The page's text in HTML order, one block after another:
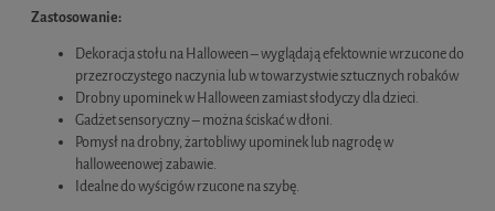
Zastosowanie:
Dekoracja stołu na Halloween – wyglądają efektownie wrzucone do
przezroczystego naczynia lub w towarzystwie sztucznych robaków
Drobny upominek w Halloween zamiast słodyczy dla dzieci.
Gadżet sensoryczny – można ściskać w dłoni.
Pomysł na drobny, żartobliwy upominek lub nagrodę w
halloweenowej zabawie.
Idealne do wyścigów rzucone na szybę.